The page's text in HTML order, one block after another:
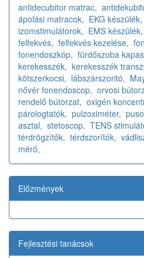
antidecubitor matrac,
ápolási matracok, EKG készülék,
izomstimulátorok, EMS készülék,
felfekvés, felfekvés kezelése,
fonendoszkóp, fürdőszoba
kerekesszék, kerekesszék
kötszerkocsi, lábszárszoritó,
nővér fonendoscop, orvosi
rendelő bútorzat, oxigén
párologtatók, pulzoximéter,
asztal, stetoscop, TENS
térdrögzítők, térdszorítók,
mérő,
Előzmények
Fejlesztési tanácsok